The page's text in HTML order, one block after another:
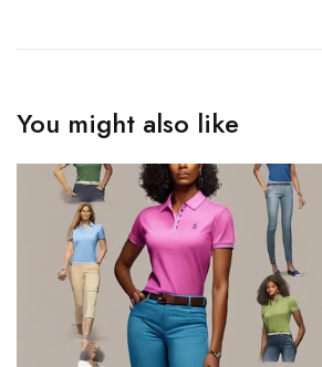
You might also like